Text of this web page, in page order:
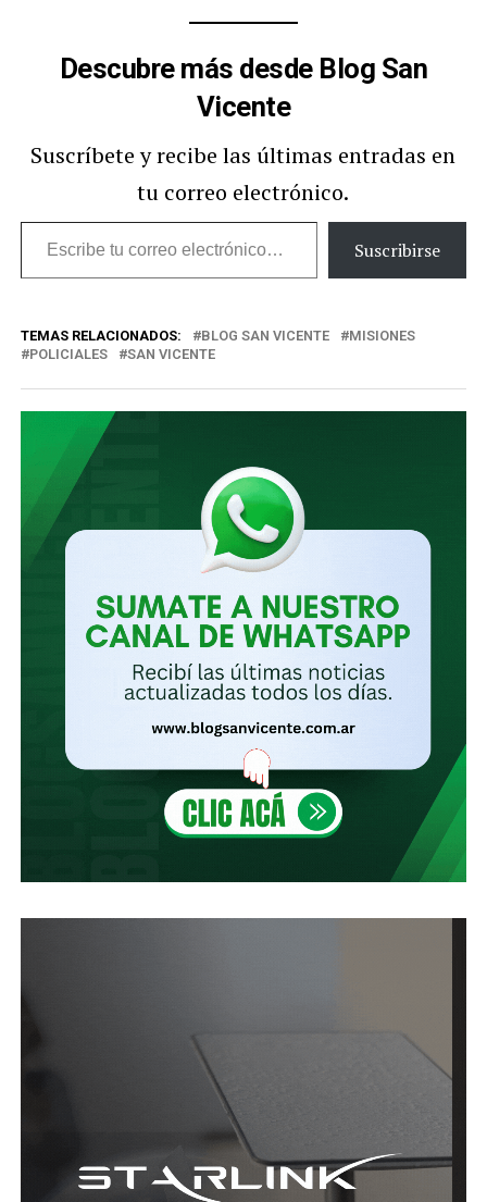
Descubre más desde Blog San
Vicente
Suscríbete y recibe las últimas entradas en
tu correo electrónico.
Escribe
tu
electrónico…
Suscribirse
TEMAS RELACIONADOS: BLOG SAN VICENTE
MISIONES
POLICIALES
SAN VICENTE